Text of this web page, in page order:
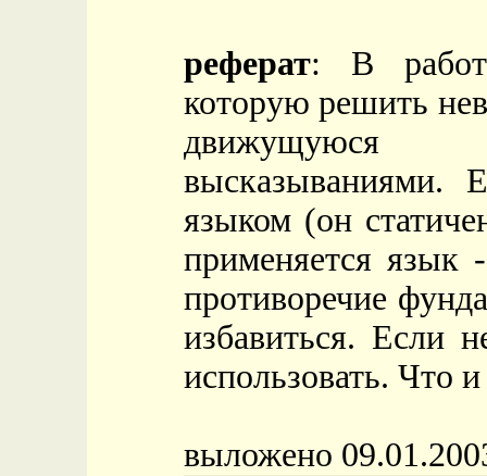
реферат: В
которую решить
движущуюся
высказываниями.
языком (он
применяется язык
противоречие
избавиться. Если
использовать. Что и
выложено